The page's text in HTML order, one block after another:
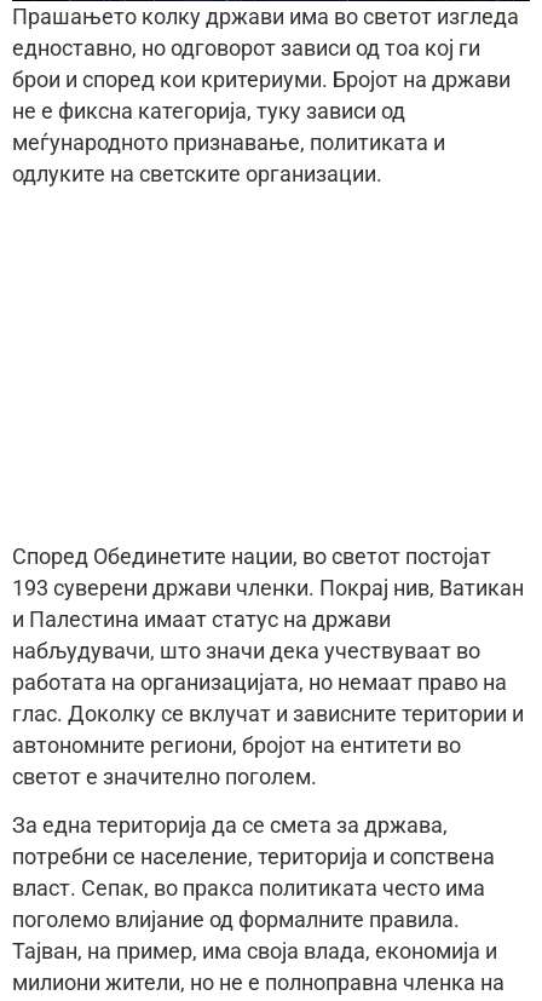
Прашањето колку држави има во светот изгледа
едноставно, но одговорот зависи од тоа кој ги
брои и според кои критериуми. Бројот на држави
не е фиксна категорија, туку зависи од
меѓународното признавање, политиката и
одлуките на светските организации.
Според Обединетите нации, во светот постојат
193 суверени држави членки. Покрај нив, Ватикан
и Палестина имаат статус на држави
набљудувачи, што значи дека учествуваат во
работата на организацијата, но немаат право на
глас. Доколку се вклучат и зависните територии и
автономните региони, бројот на ентитети во
светот е значително поголем.
За една територија да се смета за држава,
потребни се население, територија и сопствена
власт. Сепак, во пракса политиката често има
поголемо влијание од формалните правила.
Тајван, на пример, има своја влада, економија и
милиони жители, но не е полноправна членка на